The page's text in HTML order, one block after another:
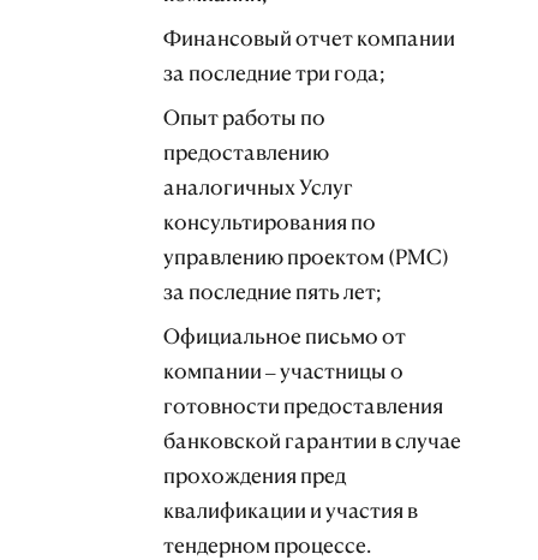
Финансовый отчет компании
за последние три года;
Опыт работы по
предоставлению
аналогичных Услуг
консультирования по
управлению проектом (РМС)
за последние пять лет;
Официальное письмо от
компании – участницы о
готовности предоставления
банковской гарантии в случае
прохождения пред
квалификации и участия в
тендерном процессе.